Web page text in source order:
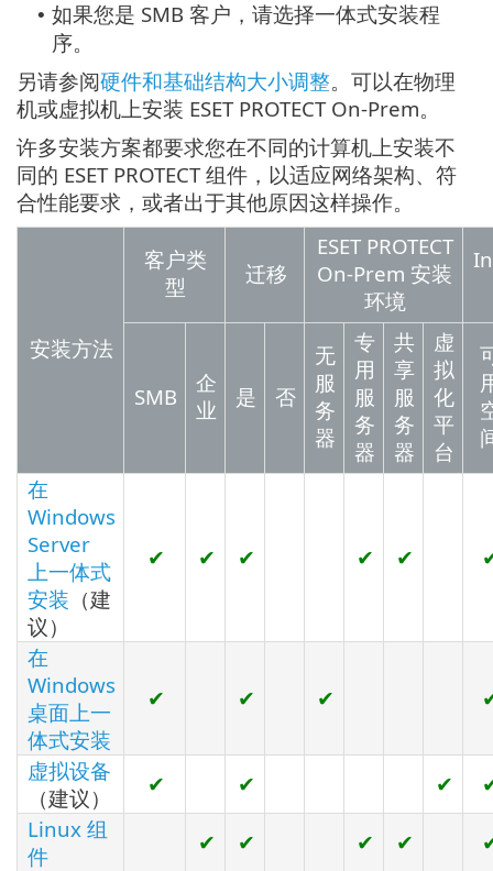
• 如果您是 SMB 客户，请选择一体式安装程
序。
另请参阅硬件和基础结构大小调整。可以在物理
机或虚拟机上安装 ESET PROTECT On-Prem。
许多安装方案都要求您在不同的计算机上安装不
同的 ESET PROTECT 组件，以适应网络架构、符
合性能要求，或者出于其他原因这样操作。
安装方法
客户类
型
迁移
ESET PROTECT
On-Prem 安装
环境
SMB
企
业
是 否
无
服
务
器
专
用
服
务
器
共
享
服
务
器
虚
拟
化
平
台
在
Windows
Server
上一体式
安装 （建
议）
✔ ✔ ✔ ✔ ✔
在
Windows
桌面上一
体式安装
✔ ✔ ✔
虚拟设备
（建议）
✔ ✔ ✔
Linux 组
件
✔ ✔ ✔ ✔